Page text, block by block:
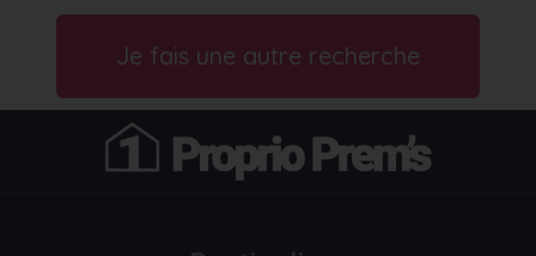
Je fais une autre recherche